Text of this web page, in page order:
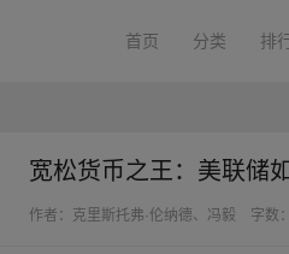
首页 分类 排
作者：克里斯托弗·伦纳德、冯毅 字数